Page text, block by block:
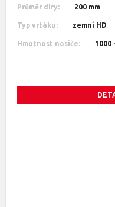
Průměr díry: 200 mm
Typ vrtáku: zemní HD
Hmotnost nosiče: 1000